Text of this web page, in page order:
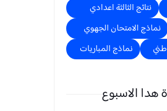
نتائج الثالثة اعدادي
نماذج الامتحان الجهوي
نماذج المباريات
هدا الاسبوع